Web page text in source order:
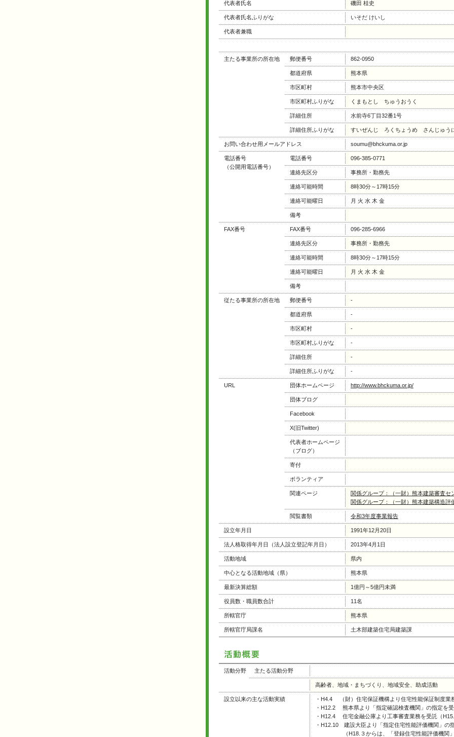
代表者氏名 磯田 桂史
代表者氏名ふりがな いそだ けいし
代表者兼職
主たる事業所の所在地 郵便番号 862-0950
都道府県 熊本県
市区町村 熊本市中央区
市区町村ふりがな くまもとし ちゅうおうく
詳細住所 水前寺6丁目32番1号
詳細住所ふりがな すいぜんじ ろくちょうめ さんじゅう
お問い合わせ用メールアドレス soumu@bhckuma.or.jp
電話番号
（公開用電話番号）
電話番号 096-385-0771
連絡先区分 事務所・勤務先
連絡可能時間 8時30分～17時15分
連絡可能曜日 月 火 水 木 金
備考
FAX番号 FAX番号 096-285-6966
連絡先区分 事務所・勤務先
連絡可能時間 8時30分～17時15分
連絡可能曜日 月 火 水 木 金
備考
従たる事業所の所在地 郵便番号 -
都道府県 -
市区町村 -
市区町村ふりがな -
詳細住所 -
詳細住所ふりがな -
URL 団体ホームページ http://www.bhckuma.or.jp/
団体ブログ
Facebook
X(旧Twitter)
代表者ホームページ
（ブログ）
寄付
ボランティア
関連ページ
関係グループ：（一財）熊本建築審査セ
関係グループ：（一財）熊本建築構造評
閲覧書類 令和3年度事業報告
設立年月日 1991年12月20日
法人格取得年月日（法人設立登記年月日） 2013年4月1日
活動地域 県内
中心となる活動地域（県） 熊本県
最新決算総額 1億円～5億円未満
役員数・職員数合計 11名
所轄官庁 熊本県
所轄官庁局課名 土木部建築住宅局建築課
活動分野 主たる活動分野
高齢者、地域・まちづくり、地域安全、助成活動
設立以来の主な活動実績
・H4.4 （財）住宅保証機構より住宅性能保証制度業
・H12.2 熊本県より「指定確認検査機関」の指定を
・H12.4 住宅金融公庫より工事審査業務を受託（
・H12.10 建設大臣より「指定住宅性能評価機関」の
（H18.３からは、「登録住宅性能評価機関」